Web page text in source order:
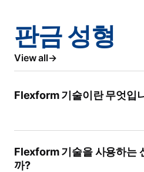
판금 성형
View all
Flexform 기술이란 무엇입
Flexform 기술을 사용하는
까?